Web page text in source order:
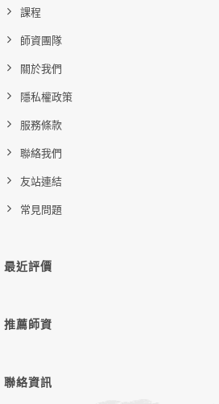
課程
師資團隊
關於我們
隱私權政策
服務條款
聯絡我們
友站連結
常見問題
最近評價
推薦師資
聯絡資訊